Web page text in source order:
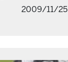
2009/11/25